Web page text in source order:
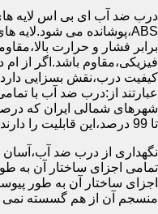
درب ضد آب ای بی اس لایه
کیفیت درب،نقش بسزایی
عبارتند از:درب ضد آب با
تا 99 درصد،این قابلیت را دارند که از انتقال بخار آب به محیط،جلوگیری کنند.
نگهداری از درب ضد
تمامی اجزای ساختار آن به
اجزای ساختار آن به طور
منسجم آن از هم گسسته نمی